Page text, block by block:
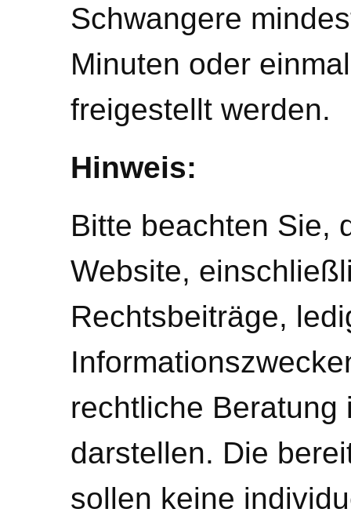
Schwangere
Minuten oder
freigestellt werden.
Hinweis:
Bitte beachten Sie,
Website,
Rechtsbeiträge,
rechtliche
darstellen. Die
sollen keine